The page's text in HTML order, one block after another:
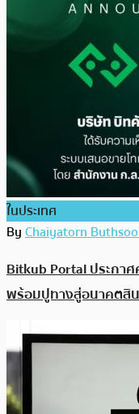
ในประเทศ
ByChaiyatorn
Bitkub Portal ประกา
พร้อมปูทางสู่อนาคตสิ